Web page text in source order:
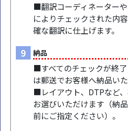
■翻訳コーディネーター
によりチェックされた内
確な翻訳に仕上げます。
9 納品
■すべてのチェックが終
は郵送でお客様へ納品いた
■レイアウト、DTPなど
お選びいただけます（納
前にご指定ください）。